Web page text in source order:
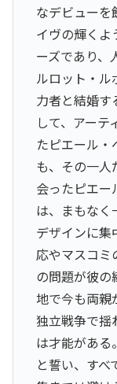
なデビューを
イヴの輝くよ
ーズであり、
ルロット・ル
力者と結婚す
して、アー
たピエール・
も、その一人
会ったピエー
は、まもなく
デザインに集
応やマスコミ
の問題が彼の
地で今も両親
独立戦争で揺
は才能がある
と誓い、す